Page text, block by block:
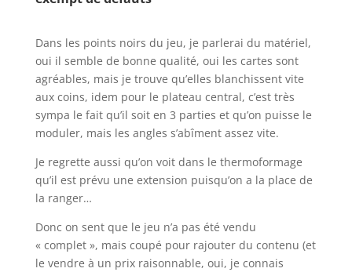
Dans les points noirs du jeu, je parlerai du matériel,
oui il semble de bonne qualité, oui les cartes sont
agréables, mais je trouve qu’elles blanchissent vite
aux coins, idem pour le plateau central, c’est très
sympa le fait qu’il soit en 3 parties et qu’on puisse le
moduler, mais les angles s’abîment assez vite.
Je regrette aussi qu’on voit dans le thermoformage
qu’il est prévu une extension puisqu’on a la place de
la ranger…
Donc on sent que le jeu n’a pas été vendu
« complet », mais coupé pour rajouter du contenu (et
le vendre à un prix raisonnable, oui, je connais